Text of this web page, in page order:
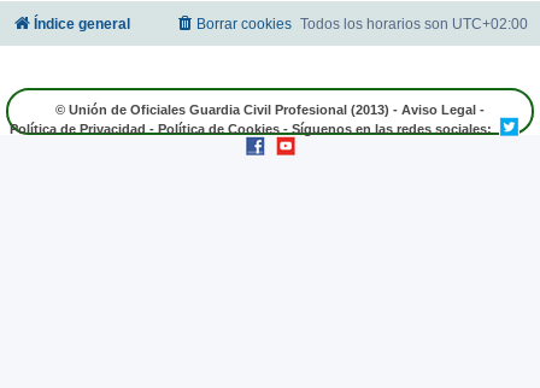
Índice general Todos los horarios son UTC+02:00
Borrar cookies
© Unión de Oficiales Guardia Civil Profesional (2013) - Aviso Legal -
Política de Privacidad - Política de Cookies - Síguenos en las redes sociales: